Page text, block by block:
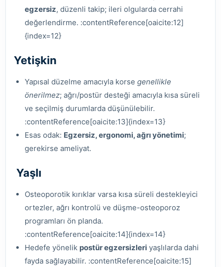
egzersiz, düzenli takip; ileri olgularda cerrahi
değerlendirme. :contentReference[oaicite:12]
{index=12}
Yetişkin
Yapısal düzelme amacıyla korse genellikle
önerilmez; ağrı/postür desteği amacıyla kısa süreli
ve seçilmiş durumlarda düşünülebilir.
:contentReference[oaicite:13]{index=13}
Esas odak: Egzersiz, ergonomi, ağrı yönetimi;
gerekirse ameliyat.
Yaşlı
Osteoporotik kırıklar varsa kısa süreli destekleyici
ortezler, ağrı kontrolü ve düşme-osteoporoz
programları ön planda.
:contentReference[oaicite:14]{index=14}
Hedefe yönelik postür egzersizleri yaşlılarda dahi
fayda sağlayabilir. :contentReference[oaicite:15]